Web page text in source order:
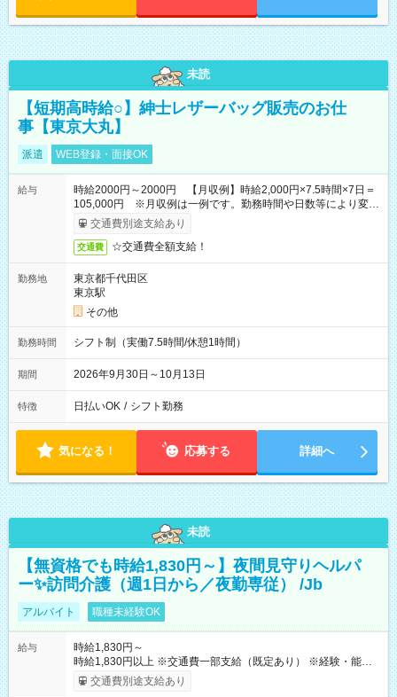
未読
【短期高時給○】紳士レザーバッグ販売のお仕
事【東京大丸】
派遣 WEB登録・面接OK
給与
時給2000円～2000円 【月収例】時給2,000円×7.5時間×7日＝
105,000円 ※月収例は一例です。勤務時間や日数等により変動
いたします。
交通費別途支給あり
交通費 ☆交通費全額支給！
勤務地
東京都千代田区
東京駅
その他
勤務時間 シフト制（実働7.5時間/休憩1時間）
期間 2026年9月30日～10月13日
特徴 日払いOK / シフト勤務
気になる！ 応募する 詳細へ
未読
【無資格でも時給1,830円～】夜間見守りヘルパ
ー✨訪問介護（週1日から／夜勤専従） /Jb
アルバイト 職種未経験OK
給与
時給1,830円～
時給1,830円以上 ※交通費一部支給（既定あり） ※経験・能力を
考慮して決定します 【収入例】 週1回勤務の場合：1,830円×8時
間×4回=5万8,560円 週3回勤務の場合：1,830円×8時間×12回
交通費別途支給あり